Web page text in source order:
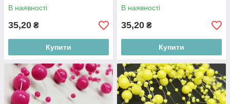
В наявності
35,20 ₴
Купити
В наявності
35,20 ₴
Купити